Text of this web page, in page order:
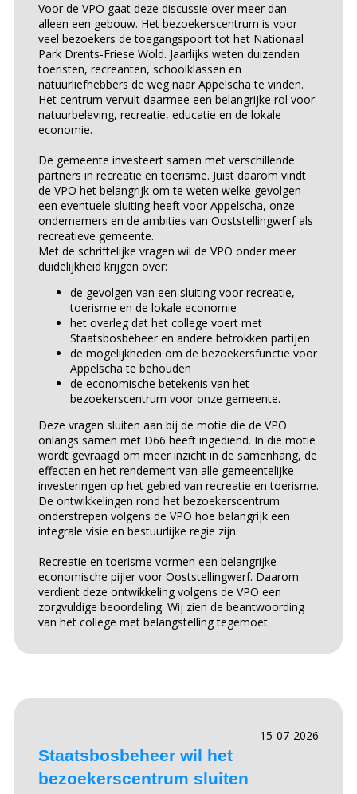
Voor de VPO gaat deze discussie over meer dan
alleen een gebouw. Het bezoekerscentrum is voor
veel bezoekers de toegangspoort tot het Nationaal
Park Drents-Friese Wold. Jaarlijks weten duizenden
toeristen, recreanten, schoolklassen en
natuurliefhebbers de weg naar Appelscha te vinden.
Het centrum vervult daarmee een belangrijke rol voor
natuurbeleving, recreatie, educatie en de lokale
economie.
De gemeente investeert samen met verschillende
partners in recreatie en toerisme. Juist daarom vindt
de VPO het belangrijk om te weten welke gevolgen
een eventuele sluiting heeft voor Appelscha, onze
ondernemers en de ambities van Ooststellingwerf als
recreatieve gemeente.
Met de schriftelijke vragen wil de VPO onder meer
duidelijkheid krijgen over:
de gevolgen van een sluiting voor recreatie,
toerisme en de lokale economie
het overleg dat het college voert met
Staatsbosbeheer en andere betrokken partijen
de mogelijkheden om de bezoekersfunctie voor
Appelscha te behouden
de economische betekenis van het
bezoekerscentrum voor onze gemeente.
Deze vragen sluiten aan bij de motie die de VPO
onlangs samen met D66 heeft ingediend. In die motie
wordt gevraagd om meer inzicht in de samenhang, de
effecten en het rendement van alle gemeentelijke
investeringen op het gebied van recreatie en toerisme.
De ontwikkelingen rond het bezoekerscentrum
onderstrepen volgens de VPO hoe belangrijk een
integrale visie en bestuurlijke regie zijn.
Recreatie en toerisme vormen een belangrijke
economische pijler voor Ooststellingwerf. Daarom
verdient deze ontwikkeling volgens de VPO een
zorgvuldige beoordeling. Wij zien de beantwoording
van het college met belangstelling tegemoet.
15-07-2026
Staatsbosbeheer wil het
bezoekerscentrum sluiten